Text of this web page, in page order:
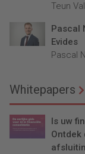
Teun
Pascal
Evides
Pascal
Whitepapers
Is uw
Ontdek